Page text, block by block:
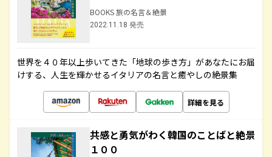
BOOKS 旅の名言＆絶景
2022.11.18 発売
世界を４０年以上歩いてきた「地球の歩き方」があなたにお届
けする、人生を輝かせるイタリアの名言と癒やしの絶景集
詳細を見る
共感と勇気がわく韓国のことばと絶景
１００